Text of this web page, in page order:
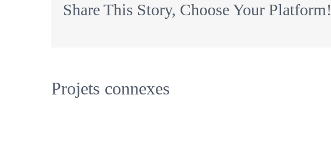
Share This Story, Choose Your Platform!
Projets connexes